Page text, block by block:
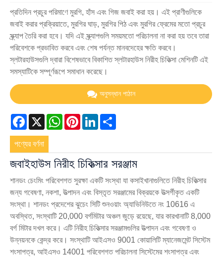
প্রতিদিন প্রচুর পরিমাণে মুরগি, হাঁস এবং গিজ জবাই করা হয়। এই প্রাণীগুলিকে
জবাই করার প্রক্রিয়াতে, মুরগির ঘাড়, মুরগির পিঠ এবং মুরগির ফ্রেমের মতো প্রচুর
স্ক্র্যাপ তৈরি করা হবে। যদি এই স্ক্র্যাপগুলি সময়মতো পরিচালনা না করা হয় তবে তারা
পরিবেশকে প্রভাবিত করবে এবং শেষ পর্যন্ত মানবদেহের ক্ষতি করবে।
স্লটারহাউসগুলি দ্বারা বিশেষভাবে বিকাশিত স্লটারহাউস নিরীহ চিকিত্সা মেশিনটি এই
সমস্যাটিকে সম্পূর্ণরূপে সমাধান করেছে।
অনুসন্ধান পাঠান
Facebook
X WhatsApp
PinterestLinkedIn
পণ্যের বর্ণনা
জবাইহাউস নিরীহ চিকিত্সার সরঞ্জাম
শানডং চেংমিং পরিবেশগত সুরক্ষা একটি সংস্থা যা কসাইখানাগুলিতে নিরীহ চিকিত্সার
জন্য গবেষণা, নকশা, উত্পাদন এবং বিস্তৃত সরঞ্জামের বিক্রয়কে উত্সর্গীকৃত একটি
সংস্থা। শানডং প্রদেশের ঝুচেং সিটি শুনওয়াং অ্যাভিনিউতে নং 10616 এ
অবস্থিত, সংস্থাটি 20,000 বর্গমিটার অঞ্চল জুড়ে রয়েছে, যার কারখানাটি 8,000
বর্গ মিটার দখল করে। এটি নিরীহ চিকিত্সার সরঞ্জামগুলির উত্পাদন এবং গবেষণা ও
উন্নয়নকে কেন্দ্র করে। সংস্থাটি আইএসও 9001 কোয়ালিটি ম্যানেজমেন্ট সিস্টেম
শংসাপত্র, আইএসও 14001 পরিবেশগত পরিচালনা সিস্টেমের শংসাপত্র এবং